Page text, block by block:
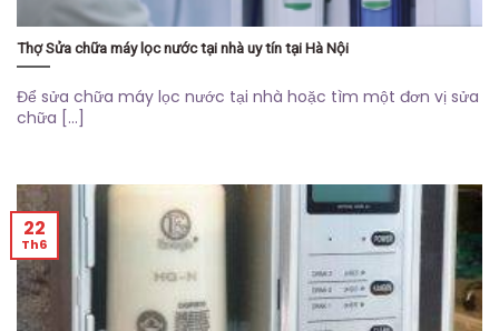
Thợ Sửa chữa máy lọc nước tại nhà uy tín tại Hà Nội
Để sửa chữa máy lọc nước tại nhà hoặc tìm một đơn vị sửa
chữa [...]
22
Th6